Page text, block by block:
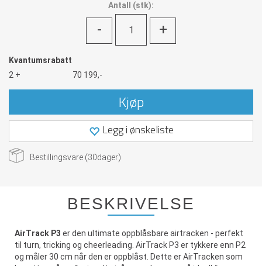
Antall (stk):
- +
Kvantumsrabatt
2 +
70 199,-
Kjøp
Legg i ønskeliste
Bestillingsvare (30dager)
BESKRIVELSE
AirTrack P3 er den ultimate oppblåsbare airtracken - perfekt
til turn, tricking og cheerleading. AirTrack P3 er tykkere enn P2
og måler 30 cm når den er oppblåst. Dette er AirTracken som